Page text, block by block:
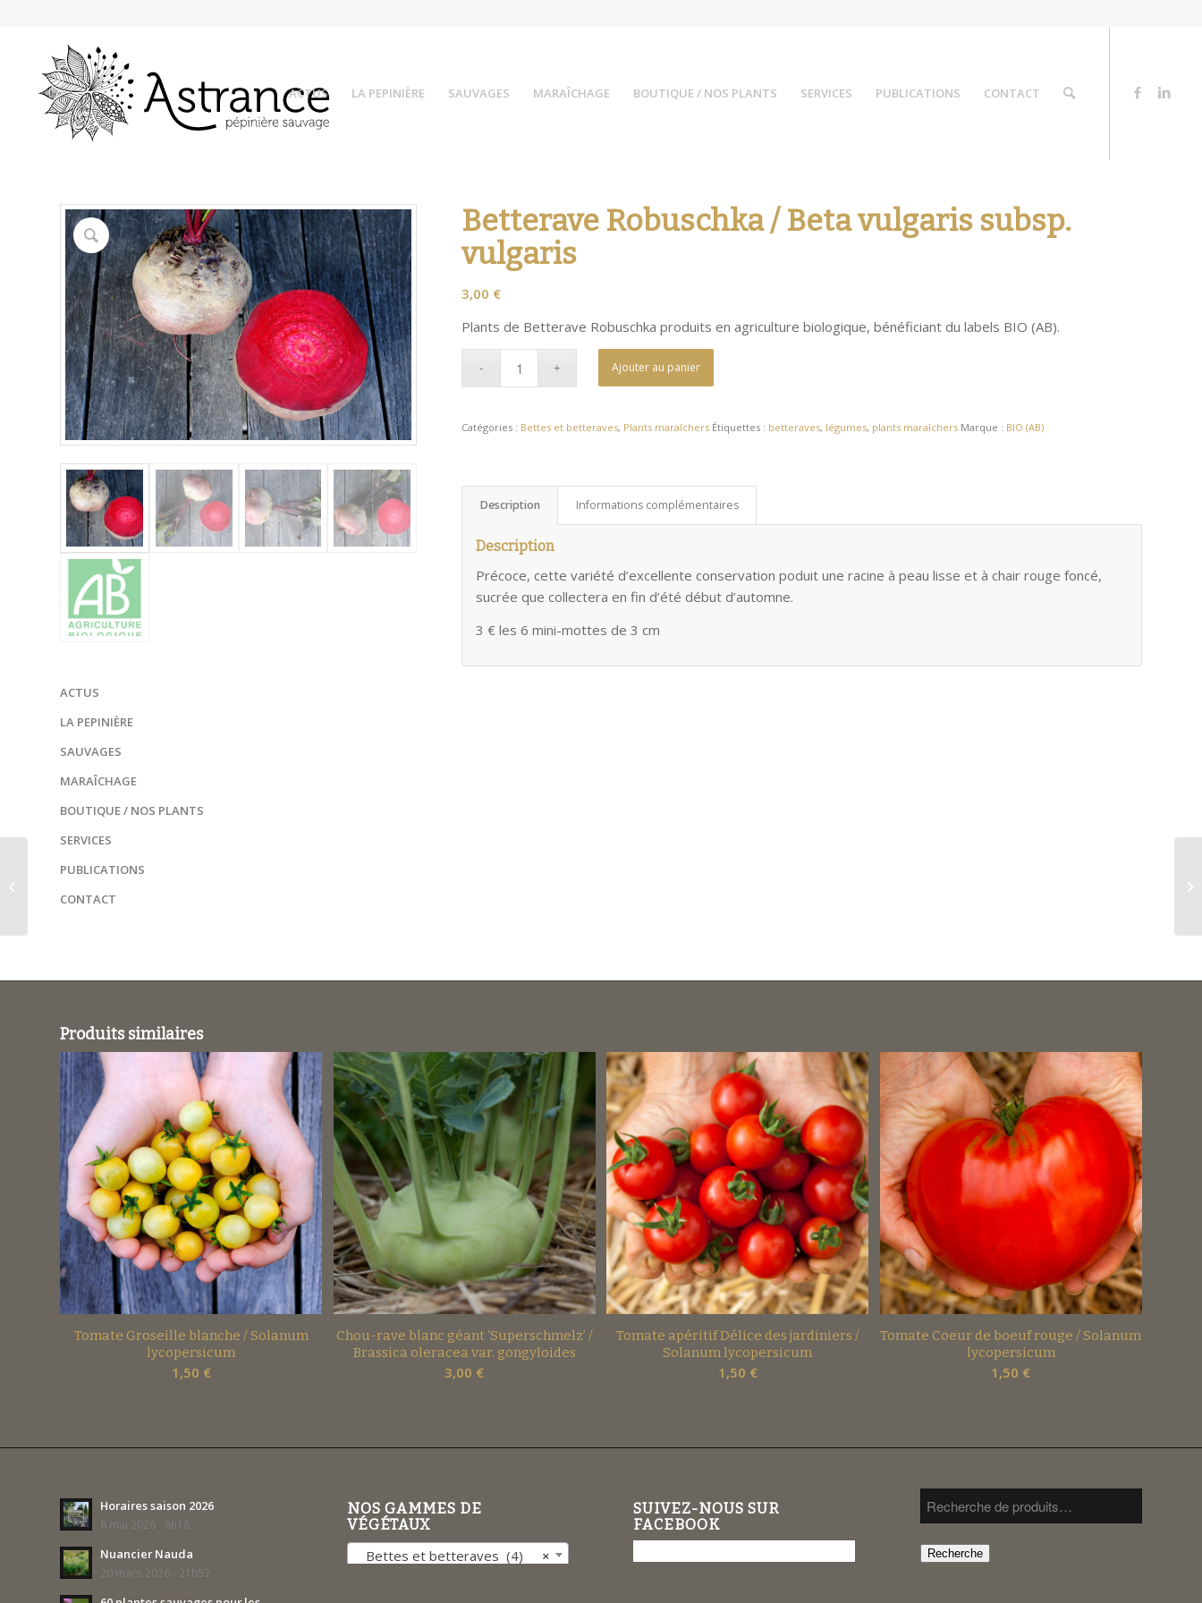
ACTUS LA PEPINIÈRE SAUVAGES MARAÎCHAGE BOUTIQUE / NOS PLANTS SERVICES PUBLICATIONS CONTACT
ACTUS
LA PEPINIÈRE
SAUVAGES
MARAÎCHAGE
BOUTIQUE / NOS PLANTS
SERVICES
PUBLICATIONS
CONTACT
Betterave Robuschka / Beta vulgaris subsp.
vulgaris
3,00 €
Plants de Betterave Robuschka produits en agriculture biologique, bénéficiant du labels BIO (AB).
Ajouter au panier
Catégories : Bettes et betteraves, Plants maraîchers Étiquettes : betteraves, légumes, plants maraîchers Marque : BIO (AB)
Description Informations complémentaires
Description
Précoce, cette variété d’excellente conservation poduit une racine à peau lisse et à chair rouge foncé,
sucrée que collectera en fin d’été début d’automne.
3 € les 6 mini-mottes de 3 cm
Produits similaires
Tomate Groseille blanche / Solanum
lycopersicum
1,50 €
Chou-rave blanc géant ‘Superschmelz’ /
Brassica oleracea var. gongyloides
3,00 €
Tomate apéritif Délice des jardiniers /
Solanum lycopersicum
1,50 €
Tomate Coeur de boeuf rouge / Solanum
lycopersicum
1,50 €
Horaires saison 2026
8 mai 2026 - 8h18
Nuancier Nauda
20 mars 2026 - 21h52
NOS GAMMES DE
VÉGÉTAUX
×
Bettes et betteraves (4)
SUIVEZ-NOUS SUR
FACEBOOK
Recherche
d’Egypte / Beta
vulgaris subsp.